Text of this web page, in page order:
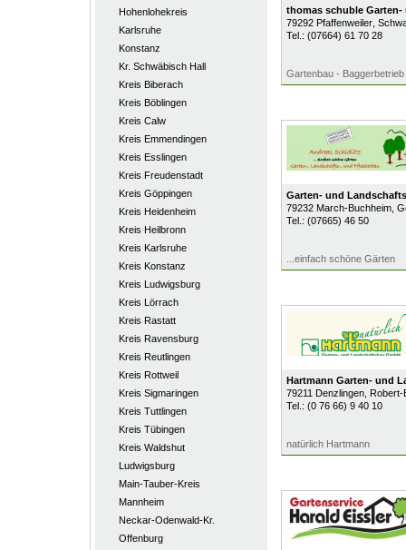
Hohenlohekreis
Karlsruhe
Konstanz
Kr. Schwäbisch Hall
Kreis Biberach
Kreis Böblingen
Kreis Calw
Kreis Emmendingen
Kreis Esslingen
Kreis Freudenstadt
Kreis Göppingen
Kreis Heidenheim
Kreis Heilbronn
Kreis Karlsruhe
Kreis Konstanz
Kreis Ludwigsburg
Kreis Lörrach
Kreis Rastatt
Kreis Ravensburg
Kreis Reutlingen
Kreis Rottweil
Kreis Sigmaringen
Kreis Tuttlingen
Kreis Tübingen
Kreis Waldshut
Ludwigsburg
Main-Tauber-Kreis
Mannheim
Neckar-Odenwald-Kr.
Offenburg
thomas schuble
79292 Pfaffenweiler,
Tel.: (07664) 61 70 28
Gartenbau -
Garten- und
79232 March-Buchheim,
Tel.: (07665) 46 50
...einfach schöne Gärten
Hartmann Garten- und
79211 Denzlingen, Robert-
Tel.: (0 76 66) 9 40 10
natürlich Hartmann